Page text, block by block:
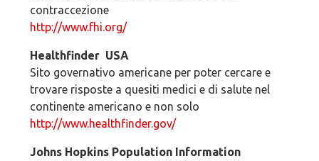
contraccezione
http://www.fhi.org/
Healthfinder ­ USA
Sito governativo americane per poter cercare e
trovare risposte a quesiti medici e di salute nel
continente americano e non solo
http://www.healthfinder.gov/
Johns Hopkins Population Information